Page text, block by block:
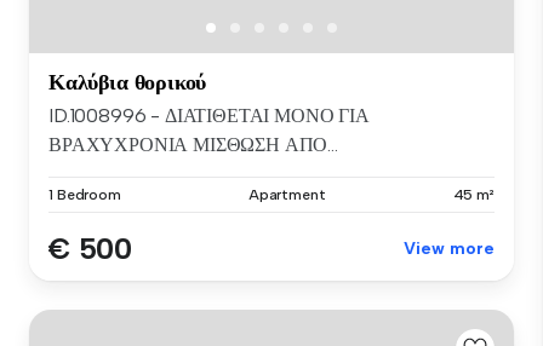
Καλύβια θορικού
ID.1008996 - ΔΙΑΤΙΘΕΤΑΙ ΜΟΝΟ ΓΙΑ
ΒΡΑΧΥΧΡΟΝΙΑ ΜΙΣΘΩΣΗ ΑΠΟ...
1 Bedroom Apartment 45 m²
€ 500 View more